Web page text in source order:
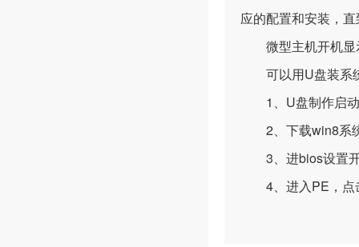
应的配置和安装，
微型主机开机显
可以用U盘装系
1、U盘制作启动
2、下载win8系统
3、进bios设置开
4、进入PE，点